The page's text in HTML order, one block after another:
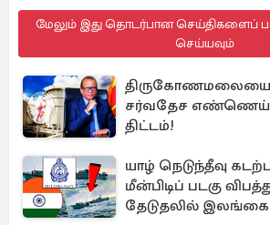
மேலும் இது தொடர்பான செய்திகளைப்
செய்யவும்
திருகோணமலையை
சர்வதேச எண்ணெய்
திட்டம்!
யாழ் நெடுந்தீவு
மீன்பிடிப் படகு
தேடுதலில்